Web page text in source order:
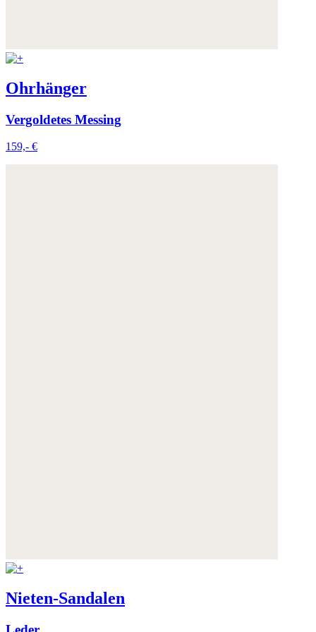
Ohrhänger
Vergoldetes Messing
159,- €
Nieten-Sandalen